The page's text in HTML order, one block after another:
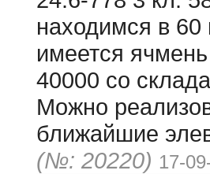
находимся в 60
имеется
40000 со
Можно
ближайшие
(№: 20220) 17-